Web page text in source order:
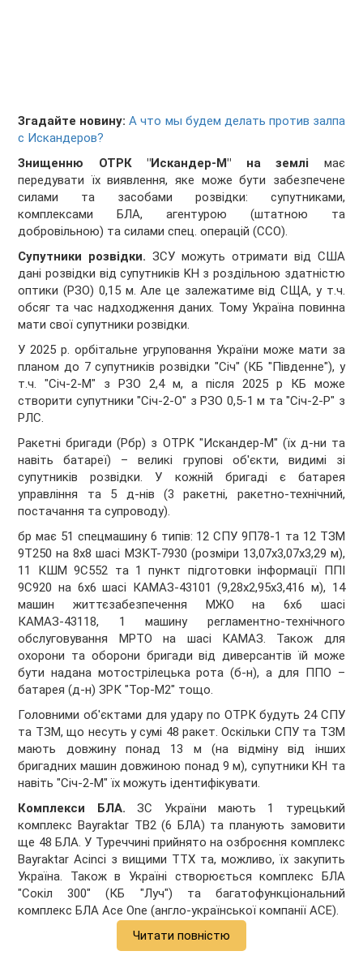
Згадайте новину: А что мы будем делать против залпа
с Искандеров?
Знищенню ОТРК "Искандер-М" на землі має
передувати їх виявлення, яке може бути забезпечене
силами та засобами розвідки: супутниками,
комплексами БЛА, агентурою (штатною та
добровільною) та силами спец. операцій (ССО).
Супутники розвідки.ЗСУ можуть отримати від США
дані розвідки від супутників KH з роздільною здатністю
оптики (РЗО) 0,15 м. Але це залежатиме від СЩА, у т.ч.
обсяг та час надходження даних. Тому Україна повинна
мати свої супутники розвідки.
У 2025 р. орбітальне угруповання України може мати за
планом до 7 супутників розвідки "Січ" (КБ "Південне"), у
т.ч. "Січ-2-М" з РЗО 2,4 м, а після 2025 р КБ може
створити супутники "Січ-2-О" з РЗО 0,5-1 м та "Січ-2-Р" з
РЛС.
Ракетні бригади (Рбр) з ОТРК "Искандер-М" (їх д-ни та
навіть батареї) – великі групові об'єкти, видимі зі
супутників розвідки. У кожній бригаді є батарея
управління та 5 д-нів (3 ракетні, ракетно-технічний,
постачання та супроводу).
бр має 51 спецмашину 6 типів: 12 СПУ 9П78-1 та 12 ТЗМ
9Т250 на 8х8 шасі МЗКТ-7930 (розміри 13,07х3,07х3,29 м),
11 КШМ 9С552 та 1 пункт підготовки інформації ППІ
9С920 на 6х6 шасі КАМАЗ-43101 (9,28х2,95х3,416 м), 14
машин життєзабезпечення МЖО на 6х6 шасі
КАМАЗ-43118, 1 машину регламентно-технічного
обслуговування МРТО на шасі КАМАЗ. Також для
охорони та оборони бригади від диверсантів їй може
бути надана мотострілецька рота (б-н), а для ППО –
батарея (д-н) ЗРК "Тор-М2" тощо.
Головними об'єктами для удару по ОТРК будуть 24 СПУ
та ТЗМ, що несуть у сумі 48 ракет. Оскільки СПУ та ТЗМ
мають довжину понад 13 м (на відміну від інших
бригадних машин довжиною понад 9 м), супутники KH та
навіть "Січ-2-М" їх можуть ідентифікувати.
Комплекси БЛА.ЗС України мають 1 турецький
комплекс Bayraktar TB2 (6 БЛА) та планують замовити
ще 48 БЛА. У Туреччині прийнято на озброєння комплекс
Bayraktar Acinci з вищими ТТХ та, можливо, їх закупить
Україна. Також в Україні створюється комплекс БЛА
"Сокiл 300" (КБ "Луч") та багатофункціональний
комплекс БЛА Ace One (англо-української компанії АСЕ).
Читати повністю